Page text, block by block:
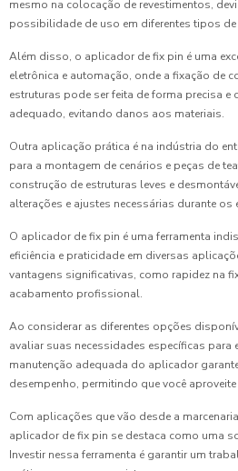
mesmo na colocação de revestimentos,
possibilidade de uso em diferentes tipos de
Além disso, o aplicador de fix pin é uma
eletrônica e automação, onde a fixação de
estruturas pode ser feita de forma precisa e
adequado, evitando danos aos materiais.
Outra aplicação prática é na indústria do
para a montagem de cenários e peças de
construção de estruturas leves e
alterações e ajustes necessárias durante
O aplicador de fix pin é uma ferramenta
eficiência e praticidade em diversas
vantagens significativas, como rapidez na
acabamento profissional.
Ao considerar as diferentes opções
avaliar suas necessidades específicas
manutenção adequada do aplicador
desempenho, permitindo que você
Com aplicações que vão desde a
aplicador de fix pin se destaca como uma
Investir nessa ferramenta é garantir um